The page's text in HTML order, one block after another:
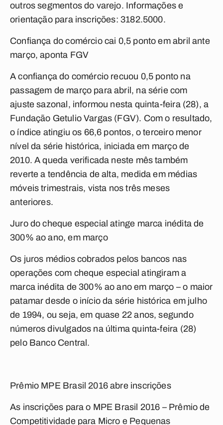
outros segmentos do varejo. Informações e
orientação para inscrições: 3182.5000.
Confiança do comércio cai 0,5 ponto em abril ante
março, aponta FGV
A confiança do comércio recuou 0,5 ponto na
passagem de março para abril, na série com
ajuste sazonal, informou nesta quinta-feira (28), a
Fundação Getulio Vargas (FGV). Com o resultado,
o índice atingiu os 66,6 pontos, o terceiro menor
nível da série histórica, iniciada em março de
2010. A queda verificada neste mês também
reverte a tendência de alta, medida em médias
móveis trimestrais, vista nos três meses
anteriores.
Juro do cheque especial atinge marca inédita de
300% ao ano, em março
Os juros médios cobrados pelos bancos nas
operações com cheque especial atingiram a
marca inédita de 300% ao ano em março – o maior
patamar desde o início da série histórica em julho
de 1994, ou seja, em quase 22 anos, segundo
números divulgados na última quinta-feira (28)
pelo Banco Central.
Prêmio MPE Brasil 2016 abre inscrições
As inscrições para o MPE Brasil 2016 – Prêmio de
Competitividade para Micro e Pequenas